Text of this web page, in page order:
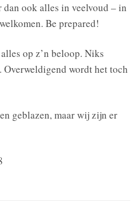
dan ook alles in veelvoud – in
Be prepared!
op z’n beloop. Niks
Overweldigend wordt het toch
geblazen, maar wij zijn er